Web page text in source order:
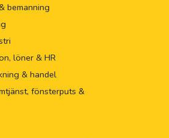
bemanning
löner & HR
& handel
fönsterputs &